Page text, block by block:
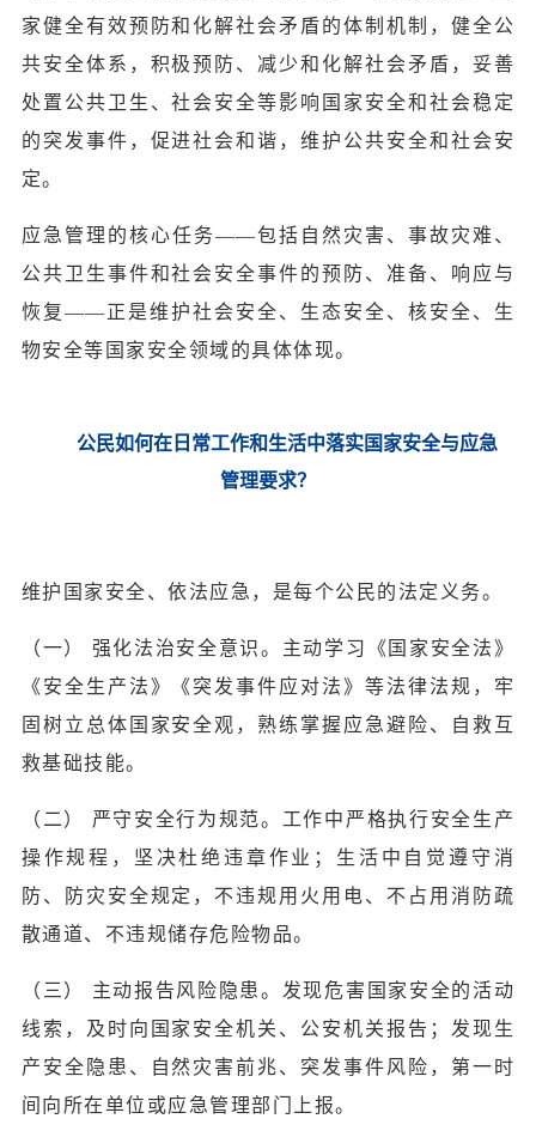
家健全有效预防和化解社会矛盾的体制机制，健全公
共安全体系，积极预防、减少和化解社会矛盾，妥善
处置公共卫生、社会安全等影响国家安全和社会稳定
的突发事件，促进社会和谐，维护公共安全和社会安
定。
应急管理的核心任务——包括自然灾害、事故灾难、
公共卫生事件和社会安全事件的预防、准备、响应与
恢复——正是维护社会安全、生态安全、核安全、生
物安全等国家安全领域的具体体现。
公民如何在日常工作和生活中落实国家安全与应急
管理要求？
维护国家安全、依法应急，是每个公民的法定义务。
（一） 强化法治安全意识。主动学习《国家安全法》
《安全生产法》《突发事件应对法》等法律法规，牢
固树立总体国家安全观，熟练掌握应急避险、自救互
救基础技能。
（二） 严守安全行为规范。工作中严格执行安全生产
操作规程，坚决杜绝违章作业；生活中自觉遵守消
防、防灾安全规定，不违规用火用电、不占用消防疏
散通道、不违规储存危险物品。
（三） 主动报告风险隐患。发现危害国家安全的活动
线索，及时向国家安全机关、公安机关报告；发现生
产安全隐患、自然灾害前兆、突发事件风险，第一时
间向所在单位或应急管理部门上报。